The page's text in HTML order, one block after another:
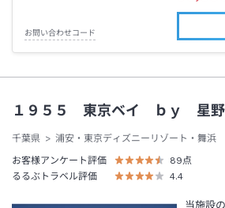
お問い合わせコード
１９５５ 東京ベイ ｂｙ 星野
千葉県
浦安・東京ディズニーリゾート・舞浜
お客様アンケート評価
89点
るるぶトラベル評価
4.4
当施設